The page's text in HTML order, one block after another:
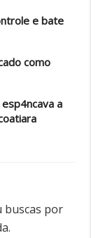
e bate
como
a
buscas por